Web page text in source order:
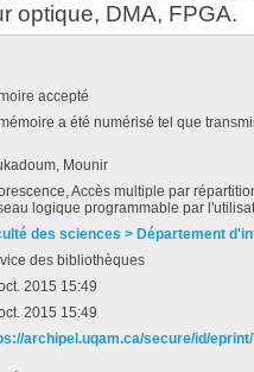
optique, DMA, FPGA.
accepté
a été numérisé tel que
Mounir
Accès multiple par
logique programmable par
des sciences > Département
des bibliothèques
2015 15:49
2015 15:49
archipel.uqam.ca/secure/id/